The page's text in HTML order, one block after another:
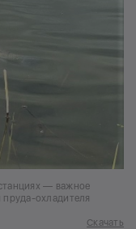
— важное
охладителя
Скачать